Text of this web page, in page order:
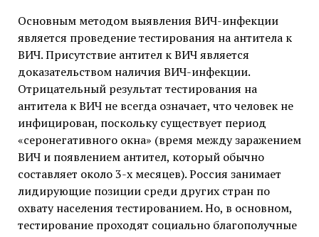
Основным методом выявления ВИЧ-инфекции
является проведение тестирования на антитела к
ВИЧ. Присутствие антител к ВИЧ является
доказательством наличия ВИЧ-инфекции.
Отрицательный результат тестирования на
антитела к ВИЧ не всегда означает, что человек не
инфицирован, поскольку существует период
«серонегативного окна» (время между заражением
ВИЧ и появлением антител, который обычно
составляет около 3-х месяцев). Россия занимает
лидирующие позиции среди других стран по
охвату населения тестированием. Но, в основном,
тестирование проходят социально благополучные